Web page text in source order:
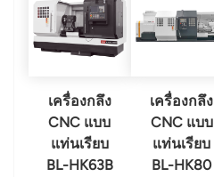
เครื่องกลึง
CNC แบบ
แท่นเรียบ
BL-HK63B
เครื่องกลึง
CNC แบบ
แท่นเรียบ
BL-HK80